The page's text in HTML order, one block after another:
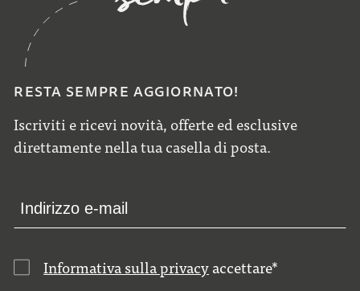
RESTA SEMPRE AGGIORNATO!
Iscriviti e ricevi novità, offerte ed esclusive
direttamente nella tua casella di posta.
Informativa sulla privacy accettare*